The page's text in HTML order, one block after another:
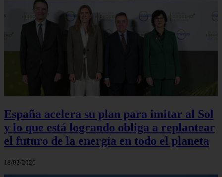
España acelera su plan para imitar al Sol
y lo que está logrando obliga a replantear
el futuro de la energía en todo el planeta
18/02/2026